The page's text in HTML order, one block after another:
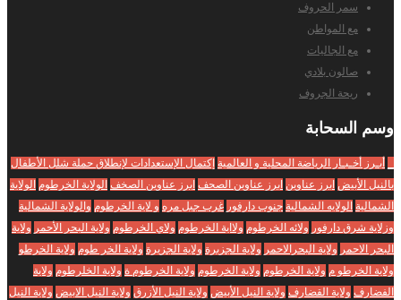
سمر الحروف
مع المواطن
مع الجاليات
صالون بلادي
ريحة الجروف
وسم السحابة
أبـرز أخـبـار الرياضة المحلية و العالمية إكتمال الإستعدادات لإنطلاق حملة شلل الأطفال
بالنيل الأبيض ابرز عناوين ابرز عناوين الصحف ابرز عناوين الصخف الولاية الخرطوم الولاية
الشمالية الولايه الشمالية جنوب دارفور غرب جبل مره و لاية الخرطوم والولاية الشمالية
وزلاية شرق دارفور ولائه الخرطوم ولااية الخرطوم ولاي الخرطوم ولاية البحر الأحمر ولاية
البحر الاحمر ولاية البحرالاحمر ولاية الجزبرة ولاية الجزيرة ولاية الخر طوم ولاية الخرطو
ولاية الخرطو م ولاية الخرطوم ولاية الخرطوم ولاية الخرطوم ة ولاية الخلرطوم ولاية
الفضارف ولاية القضارف ولاية النيل الأبيض ولاية النيل الأزرق ولاية النيل الابيض ولاية النيل